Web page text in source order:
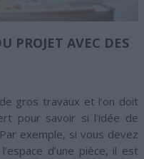
PROJET AVEC DES
gros travaux et l’on doit
pour savoir si l’idée de
exemple, si vous devez
d’une pièce, il est